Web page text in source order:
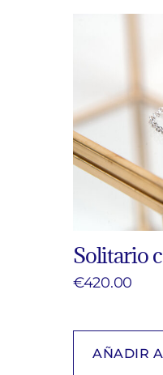
Solitario
€420.00
AÑADIR